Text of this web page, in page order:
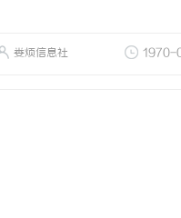
娄烦信息社 1970-